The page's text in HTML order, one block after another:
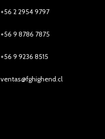
+56 2 2954 9797
+56 9 8786 7875
+56 9 9236 8515
ventas@fghighend.cl